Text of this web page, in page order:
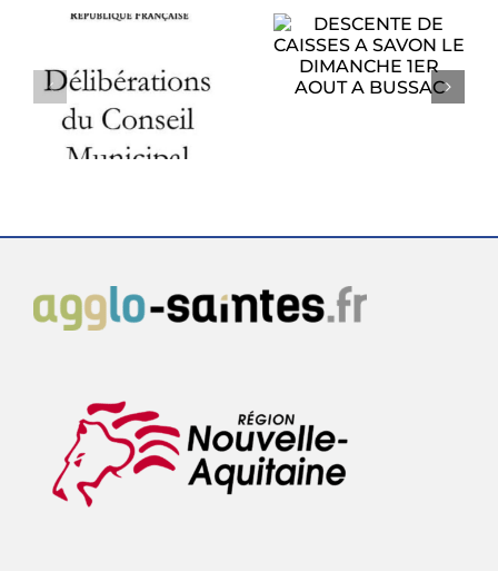
DESCENTE DE
LE DIMANCHE
1ER AOUT A
BUSSAC
PROCHAIN
CONSEIL